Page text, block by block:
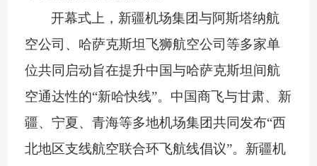
开幕式上，新疆机场集团与阿斯塔纳航
空公司、哈萨克斯坦飞狮航空公司等多家单
位共同启动旨在提升中国与哈萨克斯坦间航
空通达性的“新哈快线”。中国商飞与甘肃、新
疆、宁夏、青海等多地机场集团共同发布“西
北地区支线航空联合环飞航线倡议”。新疆机